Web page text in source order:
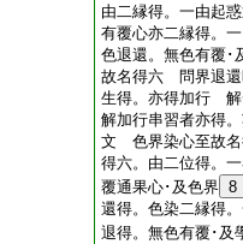
由二縁得。一由起
有覆心亦二縁得。
色退還。無色有覆･
故名得六 問界退還
生得。亦得加行
解加行串習者亦得
文 色界染心至故名
得六。由二位得。
覆通果心･及色界 8
還得。色染二縁得
退得。無色有覆･及